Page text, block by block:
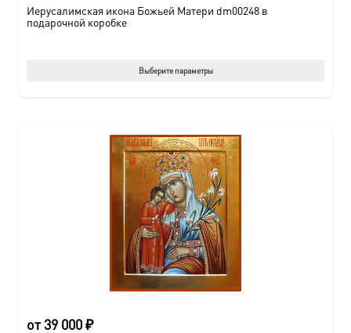
Иерусалимская икона Божьей Матери dm00248 в
подарочной коробке
Выберите параметры
от39 000₽